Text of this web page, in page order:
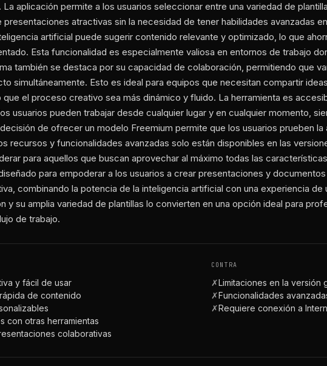
aplicación permite a los usuarios seleccionar entre una variedad de
presentaciones atractivas sin la necesidad de tener habilidades avanzadas
artificial puede sugerir contenido relevante y optimizado, lo que
Esta funcionalidad es especialmente valiosa en entornos de trabajo
también se destaca por su capacidad de colaboración, permitiendo que
simultáneamente. Esto es ideal para equipos que necesitan compartir
que el proceso creativo sea más dinámico y fluido. La herramienta es
usuarios pueden trabajar desde cualquier lugar y en cualquier momento,
de ofrecer un modelo Freemium permite que los usuarios prueben
recursos y funcionalidades avanzadas solo están disponibles en las
para aquellos que buscan aprovechar al máximo todas las
para empoderar a los usuarios a crear presentaciones y
combinando la potencia de la inteligencia artificial con una experiencia de
y su amplia variedad de plantillas lo convierten en una opción ideal para
de trabajo.
y fácil de usar
de contenido
con otras herramientas
colaborativas
CONTRA
✗Limitaciones en la versión
✗Funcionalidades
✗Requiere conexión a